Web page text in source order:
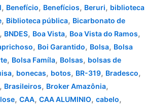
, Benefício, Benefícios, Beruri, biblioteca
, Biblioteca pública, Bicarbonato de
, BNDES, Boa Vista, Boa Vista do Ramos,
, Boi Garantido, Bolsa, Bolsa
, Bolsa Famíla, Bolsas, bolsas de
, bonecas, botos, BR-319, Bradesco,
, Brasileiros, Broker Amazônia,
, CAA, CAA ALUMINIO, cabelo,